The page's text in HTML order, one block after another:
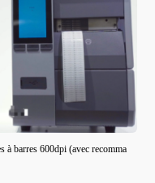
à barres 600dpi (avec recomma